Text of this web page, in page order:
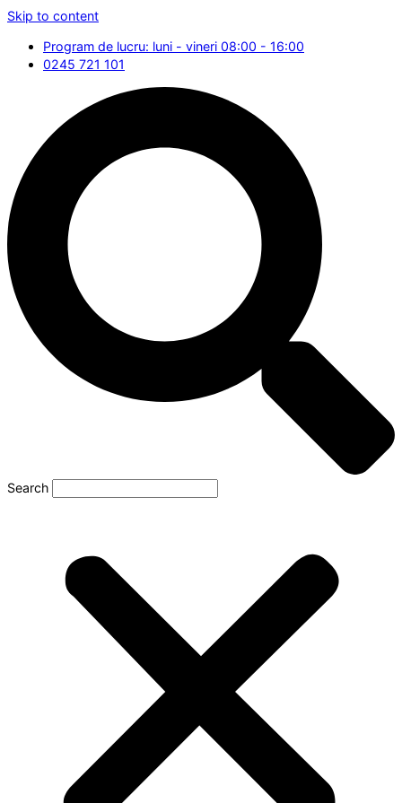
Skip to content
Program de lucru: luni - vineri 08:00 - 16:00
0245 721 101
Search